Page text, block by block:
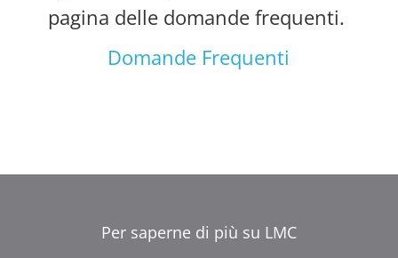
pagina delle domande frequenti.
Domande Frequenti
Per saperne di più su LMC